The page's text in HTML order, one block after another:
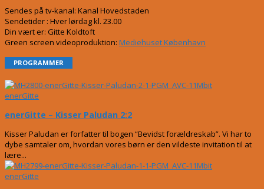
Sendes på tv-kanal: Kanal Hovedstaden
Sendetider : Hver lørdag kl. 23.00
Din vært er: Gitte Koldtoft
Green screen videoproduktion: Mediehuset København
PROGRAMMER
enerGitte
enerGitte – Kisser Paludan 2:2
Kisser Paludan er forfatter til bogen “Bevidst forældreskab”. Vi har to
dybe samtaler om, hvordan vores børn er den vildeste invitation til at
lære...
enerGitte